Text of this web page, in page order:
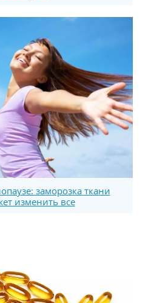
заморозка ткани
изменить все